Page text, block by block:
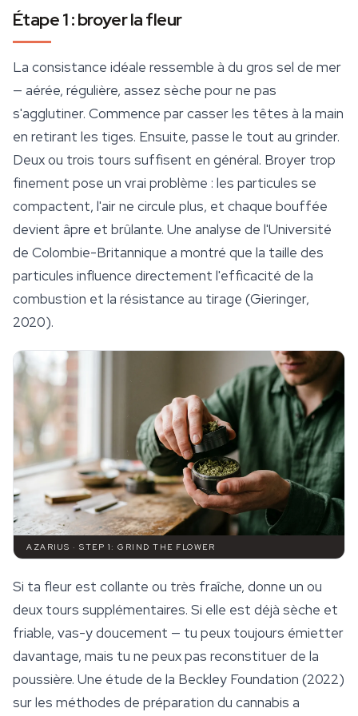
Étape 1 : broyer la fleur
La consistance idéale ressemble à du gros sel de mer
— aérée, régulière, assez sèche pour ne pas
s'agglutiner. Commence par casser les têtes à la main
en retirant les tiges. Ensuite, passe le tout au grinder.
Deux ou trois tours suffisent en général. Broyer trop
finement pose un vrai problème : les particules se
compactent, l'air ne circule plus, et chaque bouffée
devient âpre et brûlante. Une analyse de l'Université
de Colombie-Britannique a montré que la taille des
particules influence directement l'efficacité de la
combustion et la résistance au tirage (Gieringer,
2020).
AZARIUS · STEP 1: GRIND THE FLOWER
Si ta fleur est collante ou très fraîche, donne un ou
deux tours supplémentaires. Si elle est déjà sèche et
friable, vas-y doucement — tu peux toujours émietter
davantage, mais tu ne peux pas reconstituer de la
poussière. Une étude de la Beckley Foundation (2022)
sur les méthodes de préparation du cannabis a